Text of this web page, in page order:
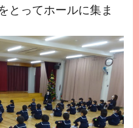
とってホールに集ま